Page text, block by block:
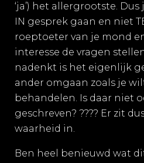
‘ja’) het allergrootste.
IN gesprek gaan en niet
roeptoeter van je mond
interesse de vragen
nadenkt is het eigenlijk
ander omgaan zoals je
behandelen. Is daar niet
geschreven? ???? Er zit
waarheid in.
Ben heel benieuwd wat